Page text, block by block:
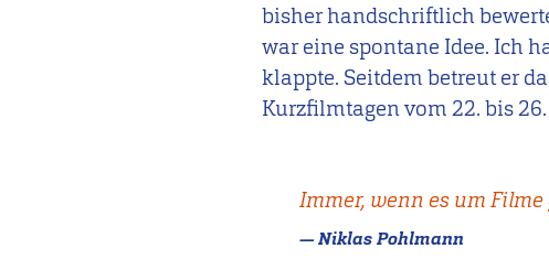
bisher handschriftlich
war eine spontane Idee. Ich
klappte. Seitdem betreut er
Kurzfilmtagen vom 22. bis
Immer, wenn es um
Niklas Pohlmann